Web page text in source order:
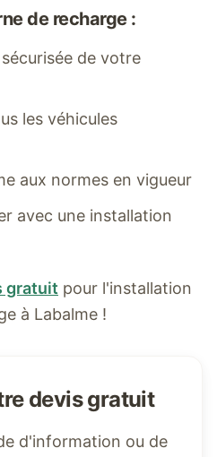
de recharge :
de votre
les véhicules
aux normes en vigueur
avec une installation
gratuit pour l'installation
à Labalme !
devis gratuit
d'information ou de